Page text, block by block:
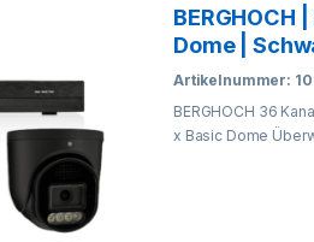
BERGHOCH
Dome |
Artikelnummer:
BERGHOCH 36
x Basic Dome